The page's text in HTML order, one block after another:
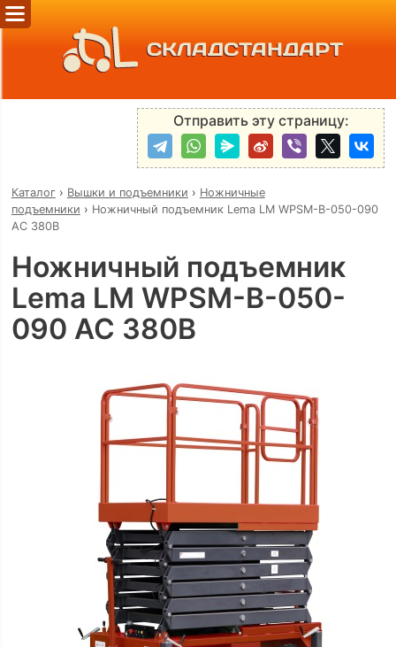
СКЛАДСТАНДАРТ
Отправить эту страницу:
Каталог› Вышки и подъемники › Ножничные
подъемники › Ножничный подъемник Lema LM WPSM-B-050-090
AC 380В
Ножничный подъемник
Lema LM WPSM-B-050-
090 AC 380В